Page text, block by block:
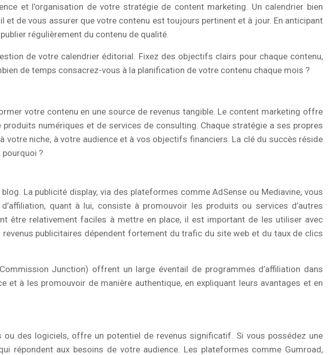
et l’organisation de votre stratégie de content marketing. Un calendrier bien
et de vous assurer que votre contenu est toujours pertinent et à jour. En anticipant
régulièrement du contenu de qualité.
de votre calendrier éditorial. Fixez des objectifs clairs pour chaque contenu,
de temps consacrez-vous à la planification de votre contenu chaque mois ?
votre contenu en une source de revenus tangible. Le content marketing offre
numériques et de services de consulting. Chaque stratégie a ses propres
niche, à votre audience et à vos objectifs financiers. La clé du succès réside
pourquoi ?
La publicité display, via des plateformes comme AdSense ou Mediavine, vous
quant à lui, consiste à promouvoir les produits ou services d’autres
être relativement faciles à mettre en place, il est important de les utiliser avec
publicitaires dépendent fortement du trafic du site web et du taux de clics
Junction) offrent un large éventail de programmes d’affiliation dans
à les promouvoir de manière authentique, en expliquant leurs avantages et en
des logiciels, offre un potentiel de revenus significatif. Si vous possédez une
répondent aux besoins de votre audience. Les plateformes comme Gumroad,